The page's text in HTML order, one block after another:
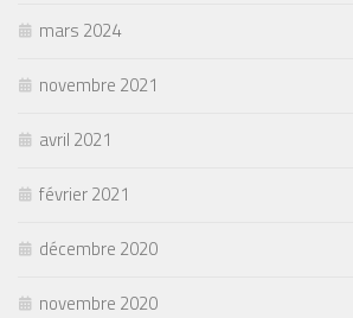
mars 2024
novembre 2021
avril 2021
février 2021
décembre 2020
novembre 2020